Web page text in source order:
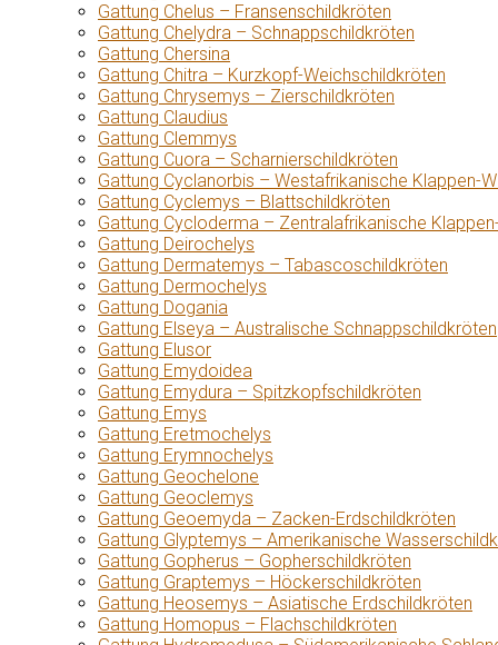
Gattung Chelus – Fransenschildkröten
Gattung Chelydra – Schnappschildkröten
Gattung Chersina
Gattung Chitra – Kurzkopf-Weichschildkröten
Gattung Chrysemys – Zierschildkröten
Gattung Claudius
Gattung Clemmys
Gattung Cuora – Scharnierschildkröten
Gattung Cyclanorbis – Westafrikanische Klappen-
Gattung Cyclemys – Blattschildkröten
Gattung Cycloderma – Zentralafrikanische
Gattung Deirochelys
Gattung Dermatemys – Tabascoschildkröten
Gattung Dermochelys
Gattung Dogania
Gattung Elseya – Australische Schnappschildkröten
Gattung Elusor
Gattung Emydoidea
Gattung Emydura – Spitzkopfschildkröten
Gattung Emys
Gattung Eretmochelys
Gattung Erymnochelys
Gattung Geochelone
Gattung Geoclemys
Gattung Geoemyda – Zacken-Erdschildkröten
Gattung Glyptemys – Amerikanische
Gattung Gopherus – Gopherschildkröten
Gattung Graptemys – Höckerschildkröten
Gattung Heosemys – Asiatische Erdschildkröten
Gattung Homopus – Flachschildkröten